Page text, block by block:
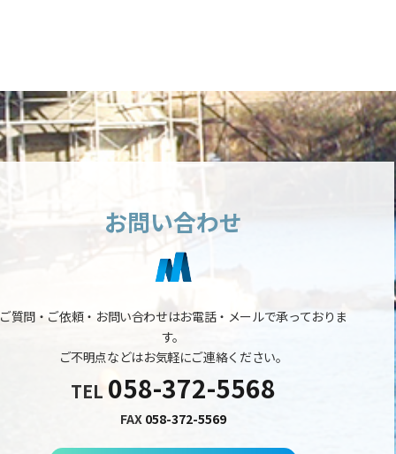
お問い合わせ
ご質問・ご依頼・お問い合わせはお電話・メールで承っておりま
す。
ご不明点などはお気軽にご連絡ください。
TEL 058-372-5568
FAX 058-372-5569